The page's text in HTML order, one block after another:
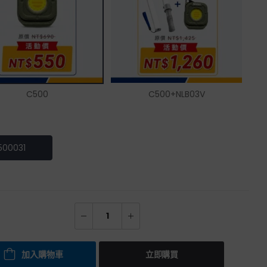
C500 C500+NLB03V
加入購物車 立即購買